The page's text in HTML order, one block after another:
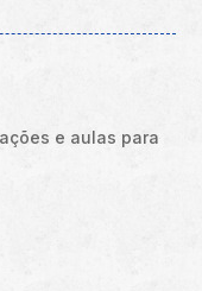
e aulas para